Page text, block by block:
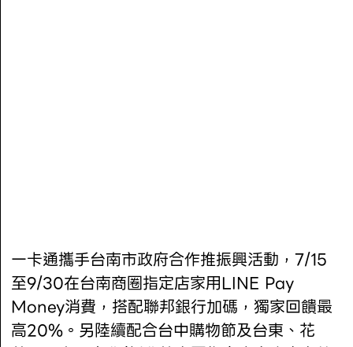
一卡通攜手台南市政府合作推振興活動，7/15
至9/30在台南商圈指定店家用LINE Pay
Money消費，搭配聯邦銀行加碼，獨家回饋最
高20%。另陸續配合台中購物節及台東、花